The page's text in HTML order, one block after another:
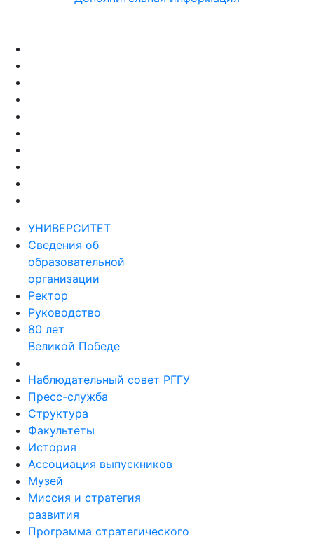
УНИВЕРСИТЕТ
Сведения об
образовательной
организации
Ректор
Руководство
80 лет
Великой Победе
Наблюдательный совет РГГУ
Пресс-служба
Структура
Факультеты
История
Ассоциация выпускников
Музей
Миссия и стратегия
развития
Программа стратегического